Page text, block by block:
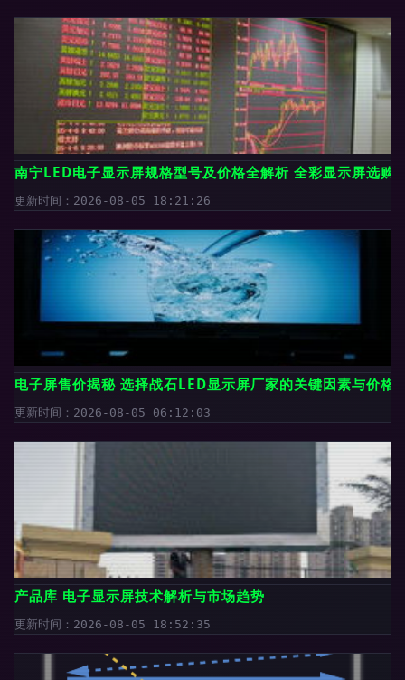
南宁LED电子显示屏规格型号及价格全解析 全彩显示屏选购
更新时间：2026-08-05 18:21:26
电子屏售价揭秘 选择战石LED显示屏厂家的关键因素与价格
更新时间：2026-08-05 06:12:03
产品库 电子显示屏技术解析与市场趋势
更新时间：2026-08-05 18:52:35